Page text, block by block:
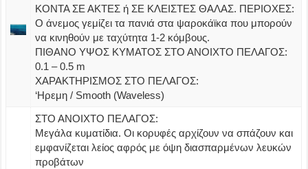
ΚΟΝΤΑ ΣΕ ΑΚΤΕΣ ή ΣΕ ΚΛΕΙΣΤΕΣ ΘΑΛΑΣ. ΠΕΡΙΟΧΕΣ:
Ο άνεμος γεμίζει τα πανιά στα ψαροκάϊκα που μπορούν
να κινηθούν με ταχύτητα 1-2 κόμβους.
ΠΙΘΑΝΟ ΥΨΟΣ ΚΥΜΑΤΟΣ ΣΤΟ ΑΝΟΙΧΤΟ ΠΕΛΑΓΟΣ:
0.1 – 0.5 m
ΧΑΡΑΚΤΗΡΙΣΜΟΣ ΣΤΟ ΠΕΛΑΓΟΣ:
‘Ηρεμη / Smooth (Waveless)
ΣΤΟ ΑΝΟΙΧΤΟ ΠΕΛΑΓΟΣ:
Μεγάλα κυματίδια. Οι κορυφές αρχίζουν να σπάζουν και
εμφανίζεται λείος αφρός με όψη διασπαρμένων λευκών
προβάτων